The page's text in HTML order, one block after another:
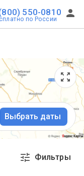
550-0810
по России
Выбрать даты
Фильтры